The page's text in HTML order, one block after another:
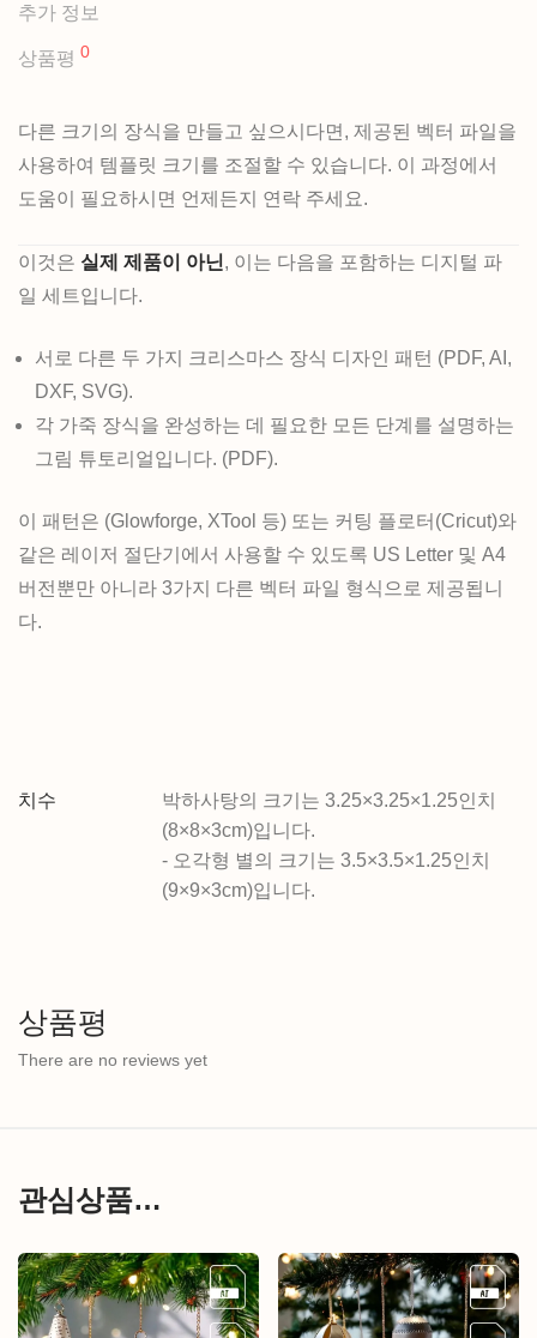
추가 정보
상품평 0
다른 크기의 장식을 만들고 싶으시다면, 제공된 벡터 파일을
사용하여 템플릿 크기를 조절할 수 있습니다. 이 과정에서
도움이 필요하시면 언제든지 연락 주세요.
이것은 실제 제품이 아닌, 이는 다음을 포함하는 디지털 파
일 세트입니다.
서로 다른 두 가지 크리스마스 장식 디자인 패턴 (PDF, AI,
DXF, SVG).
각 가죽 장식을 완성하는 데 필요한 모든 단계를 설명하는
그림 튜토리얼입니다. (PDF).
이 패턴은 (Glowforge, XTool 등) 또는 커팅 플로터(Cricut)와
같은 레이저 절단기에서 사용할 수 있도록 US Letter 및 A4
버전뿐만 아니라 3가지 다른 벡터 파일 형식으로 제공됩니
다.
치수
박하사탕의 크기는 3.25×3.25×1.25인치
(8×8×3cm)입니다.
- 오각형 별의 크기는 3.5×3.5×1.25인치
(9×9×3cm)입니다.
상품평
There are no reviews yet
관심상품…